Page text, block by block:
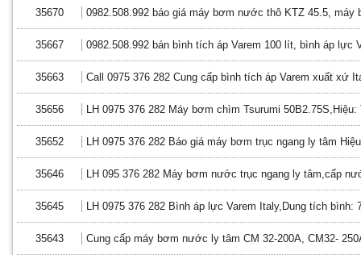
35670 0982.508.992 báo giá máy bơm nước thô KTZ 45.5, máy
35667 0982.508.992 bán bình tích áp Varem 100 lít, bình áp lực
35663 Call 0975 376 282 Cung cấp bình tích áp Varem xuất xứ
35656 LH 0975 376 282 Máy bơm chìm Tsurumi 50B2.75S,Hiệu:
35652 LH 0975 376 282 Báo giá máy bơm trục ngang ly tâm
35646 LH 095 376 282 Máy bơm nước trục ngang ly tâm,cấp
35645 LH 0975 376 282 Bình áp lực Varem Italy,Dung tích bình:
35643 Cung cấp máy bơm nước ly tâm CM 32-200A, CM32-